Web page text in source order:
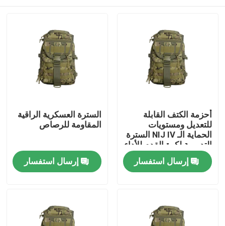
المنزل
فيديوهات
أحزمة الكتف القابلة
للتعديل ومستويات
الحماية الـ NIJ IV السترة
التدريبية لكرة القدم للأداء
المثالي
إرسال استفسار
السترة العسكرية الراقية
المقاومة للرصاص
إرسال استفسار